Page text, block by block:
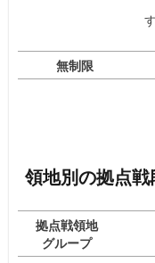
無制限
領地別の拠点
拠点戦領地
グループ